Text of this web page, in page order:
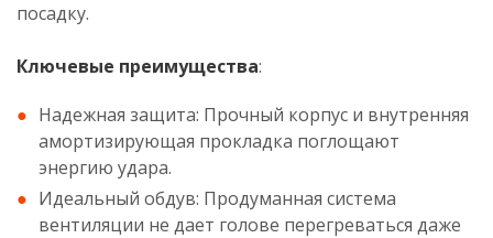
посадку.
Ключевые преимущества:
Надежная защита: Прочный корпус и внутренняя
амортизирующая прокладка поглощают
энергию удара.
Идеальный обдув: Продуманная система
вентиляции не дает голове перегреваться даже